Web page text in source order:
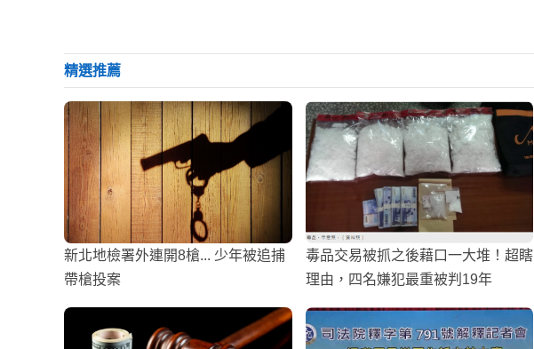
精選推薦
新北地檢署外連開8槍... 少年被追捕
帶槍投案
毒品交易被抓之後藉口一大堆！超瞎
理由，四名嫌犯最重被判19年